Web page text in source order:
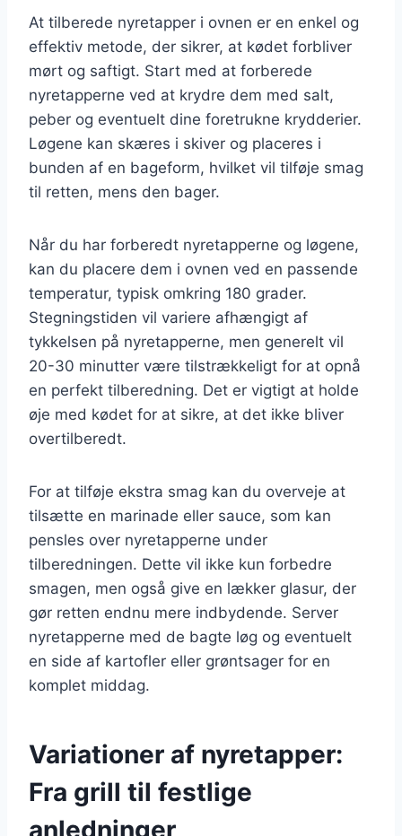
At tilberede nyretapper i ovnen er en enkel og
effektiv metode, der sikrer, at kødet forbliver
mørt og saftigt. Start med at forberede
nyretapperne ved at krydre dem med salt,
peber og eventuelt dine foretrukne krydderier.
Løgene kan skæres i skiver og placeres i
bunden af en bageform, hvilket vil tilføje smag
til retten, mens den bager.
Når du har forberedt nyretapperne og løgene,
kan du placere dem i ovnen ved en passende
temperatur, typisk omkring 180 grader.
Stegningstiden vil variere afhængigt af
tykkelsen på nyretapperne, men generelt vil
20-30 minutter være tilstrækkeligt for at opnå
en perfekt tilberedning. Det er vigtigt at holde
øje med kødet for at sikre, at det ikke bliver
overtilberedt.
For at tilføje ekstra smag kan du overveje at
tilsætte en marinade eller sauce, som kan
pensles over nyretapperne under
tilberedningen. Dette vil ikke kun forbedre
smagen, men også give en lækker glasur, der
gør retten endnu mere indbydende. Server
nyretapperne med de bagte løg og eventuelt
en side af kartofler eller grøntsager for en
komplet middag.
Variationer af nyretapper:
Fra grill til festlige
anledninger